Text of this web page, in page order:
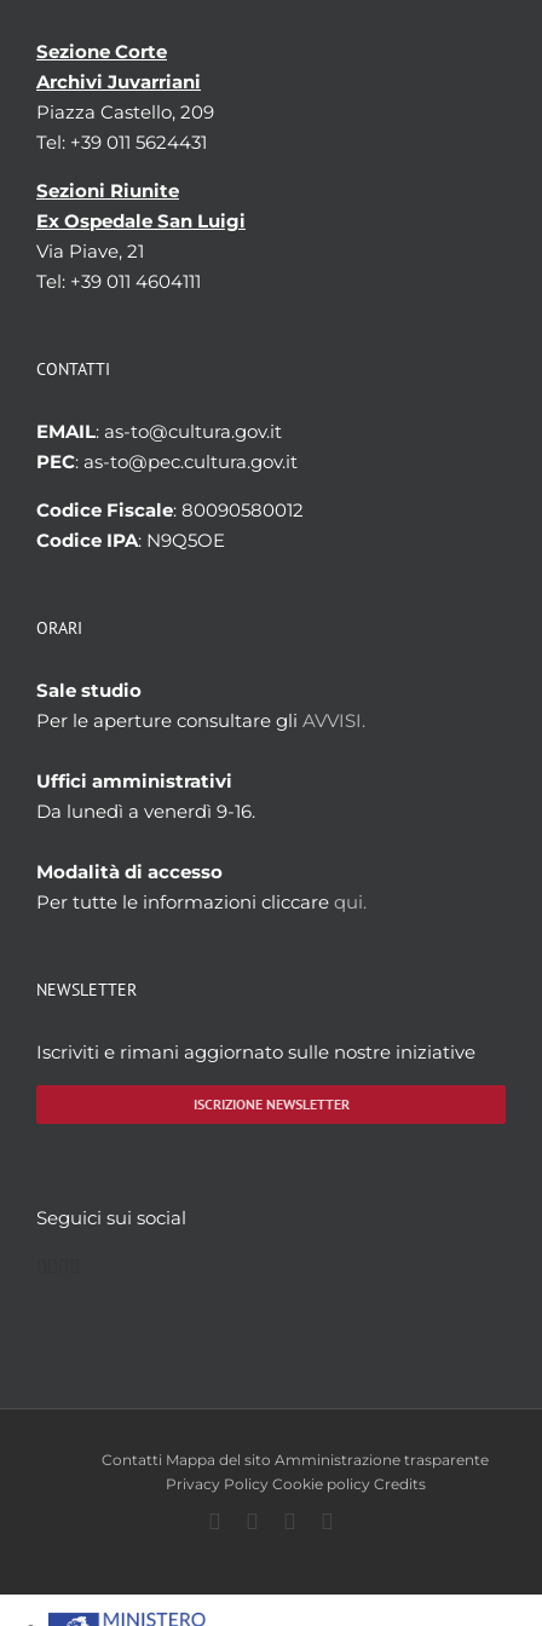
Sezione Corte
Archivi Juvarriani
Piazza Castello, 209
Tel: +39 011 5624431
Sezioni Riunite
Ex Ospedale San Luigi
Via Piave, 21
Tel: +39 011 4604111
CONTATTI
EMAIL: as-to@cultura.gov.it
PEC: as-to@pec.cultura.gov.it
Codice Fiscale: 80090580012
Codice IPA: N9Q5OE
ORARI
Sale studio
Per le aperture consultare gli AVVISI.
Uffici amministrativi
Da lunedì a venerdì 9-16.
Modalità di accesso
Per tutte le informazioni cliccare qui.
NEWSLETTER
Iscriviti e rimani aggiornato sulle nostre iniziative
ISCRIZIONE NEWSLETTER
Seguici sui social
Contatti Mappa del sito Amministrazione trasparente
Privacy Policy Cookie policy Credits
Facebook
TwitterYouTube